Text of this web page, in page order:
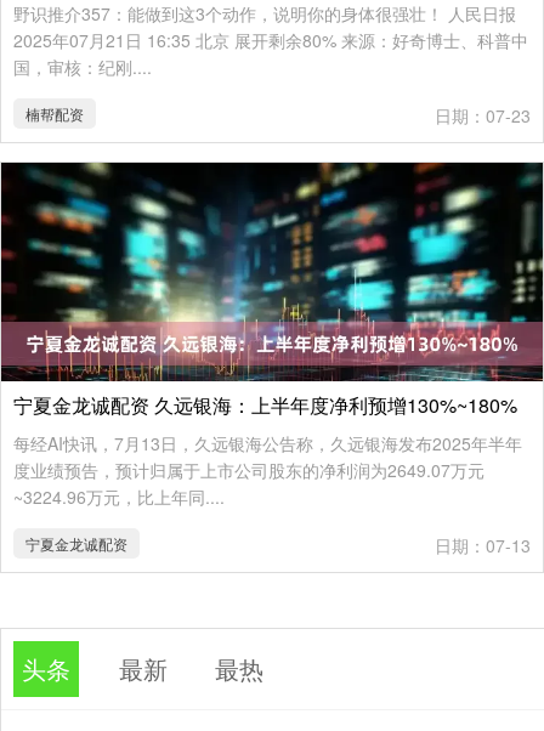
野识推介357：能做到这3个动作，说明你的身体很强壮！ 人民日报
2025年07月21日 16:35 北京 展开剩余80% 来源：好奇博士、科普中
国，审核：纪刚....
楠帮配资 日期：07-23
宁夏金龙诚配资 久远银海：上半年度净利预增130%~180%
每经AI快讯，7月13日，久远银海公告称，久远银海发布2025年半年
度业绩预告，预计归属于上市公司股东的净利润为2649.07万元
~3224.96万元，比上年同....
宁夏金龙诚配资 日期：07-13
头条 最新 最热